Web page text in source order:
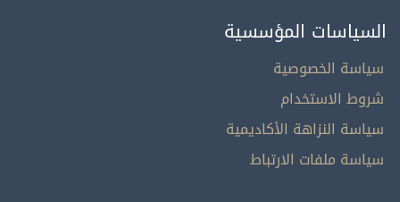
السياسات المؤسسية
سياسة الخصوصية
شروط الاستخدام
سياسة النزاهة الأكاديمية
سياسة ملفات الارتباط